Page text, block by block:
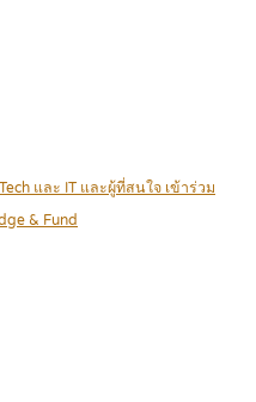
และ IT และผู้ที่สนใจ เข้าร่วม
& Fund